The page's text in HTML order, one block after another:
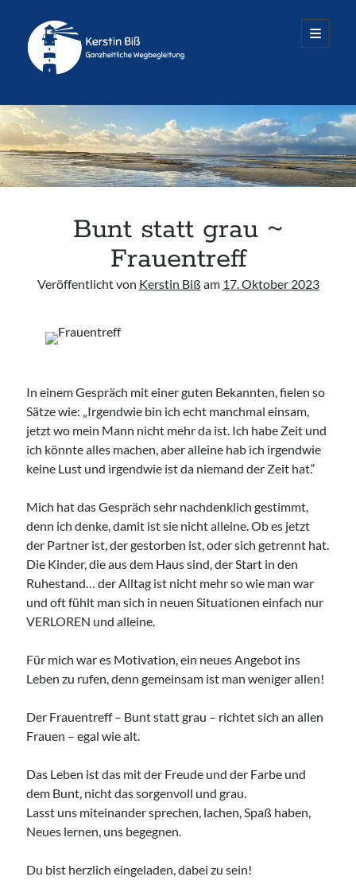
Räume
für
...
open
primary
Sidebar
Termine nach Vereinbarung
Dienstag – Freitag
Oedenberger Straße 65 · Eingang B
Samstag, 08 August 2026
Access Foundation ® mit Anja Ziener -
Dickert
,Kerstin Biß – Räume für mehr… | Ganzheitliche Wegbegleitung &
Deutschland
Access Foundation ® mit Anja Ziener -
,Kerstin Biß – Räume für mehr… | Ganzheitliche Wegbegleitung &
Deutschland
Mehr Infos
Montag, 10 August 2026
Bunt statt grau ~
Frauentreff
Veröffentlicht von Kerstin Biß am 17. Oktober 2023
In einem Gespräch mit einer guten Bekannten, fielen so
Sätze wie: „Irgendwie bin ich echt manchmal einsam,
jetzt wo mein Mann nicht mehr da ist. Ich habe Zeit und
ich könnte alles machen, aber alleine hab ich irgendwie
keine Lust und irgendwie ist da niemand der Zeit hat.“
Mich hat das Gespräch sehr nachdenklich gestimmt,
denn ich denke, damit ist sie nicht alleine. Ob es jetzt
der Partner ist, der gestorben ist, oder sich getrennt hat.
Die Kinder, die aus dem Haus sind, der Start in den
Ruhestand… der Alltag ist nicht mehr so wie man war
und oft fühlt man sich in neuen Situationen einfach nur
VERLOREN und alleine.
Für mich war es Motivation, ein neues Angebot ins
Leben zu rufen, denn gemeinsam ist man weniger allen!
Der Frauentreff – Bunt statt grau – richtet sich an allen
Frauen – egal wie alt.
Das Leben ist das mit der Freude und der Farbe und
dem Bunt, nicht das sorgenvoll und grau.
Lasst uns miteinander sprechen, lachen, Spaß haben,
Neues lernen, uns begegnen.
Du bist herzlich eingeladen, dabei zu sein!